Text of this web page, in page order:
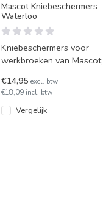
Mascot Kniebeschermers
Waterloo
Kniebeschermers voor
werkbroeken van Mascot,
kniebeschermers zijn lang
van mode
€14,95 excl. btw
€18,09 incl. btw
Vergelijk